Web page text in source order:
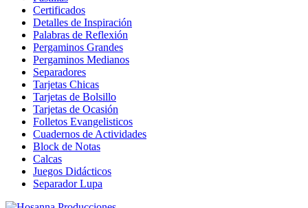
Certificados
Detalles de Inspiración
Palabras de Reflexión
Pergaminos Grandes
Pergaminos Medianos
Separadores
Tarjetas Chicas
Tarjetas de Bolsillo
Tarjetas de Ocasión
Folletos Evangelisticos
Cuadernos de Actividades
Block de Notas
Calcas
Juegos Didácticos
Separador Lupa